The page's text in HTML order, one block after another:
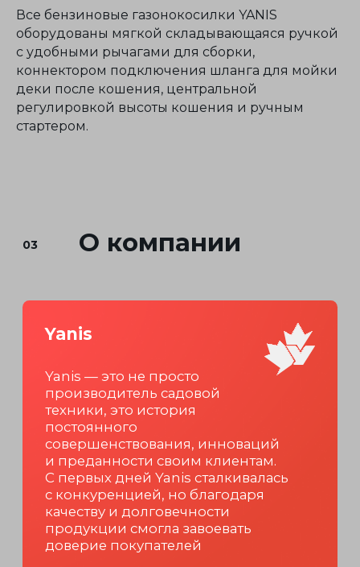
Все бензиновые газонокосилки YANIS
оборудованы мягкой складывающаяся ручкой
с удобными рычагами для сборки,
коннектором подключения шланга для мойки
деки после кошения, центральной
регулировкой высоты кошения и ручным
стартером.
Учитываем каждый элемент
ручек, стартер
эксплуатации
Доставка
оборудования
в ваш город
и обслуживание
по гарантии